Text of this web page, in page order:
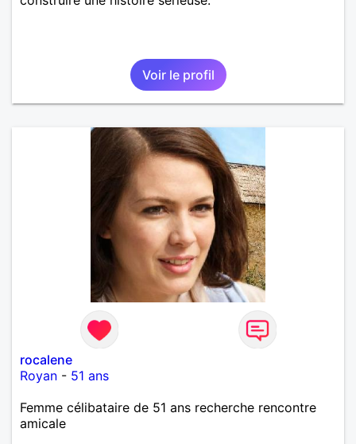
Voir le profil
rocalene
Royan - 51 ans
Femme célibataire de 51 ans recherche rencontre
amicale